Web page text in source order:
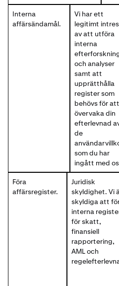
Interna
affärsändamål.
Vi har ett
legitimt
av att utföra
interna
och analyser
samt att
upprätthålla
register som
behövs för att
övervaka din
efterlevnad
de
som du har
ingått med
Föra
affärsregister.
Juridisk
skyldighet. Vi
skyldiga att
interna
för skatt,
finansiell
rapportering,
AML och